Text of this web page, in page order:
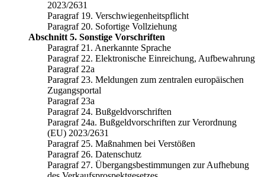
2023/2631
Paragraf 19. Verschwiegenheitspflicht
Paragraf 20. Sofortige Vollziehung
Abschnitt 5. Sonstige Vorschriften
Paragraf 21. Anerkannte Sprache
Paragraf 22. Elektronische Einreichung, Aufbewahrung
Paragraf 22a
Paragraf 23. Meldungen zum zentralen europäischen
Zugangsportal
Paragraf 23a
Paragraf 24. Bußgeldvorschriften
Paragraf 24a. Bußgeldvorschriften zur Verordnung
(EU) 2023/2631
Paragraf 25. Maßnahmen bei Verstößen
Paragraf 26. Datenschutz
Paragraf 27. Übergangsbestimmungen zur Aufhebung